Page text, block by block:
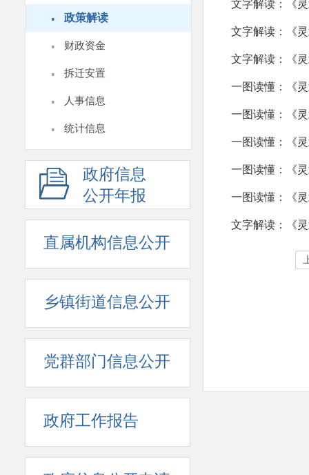
· 政策解读
· 财政资金
· 拆迁安置
· 人事信息
· 统计信息
·
· 政府网站年度公开报表
· 法治政府建设年报
· 政府开放日
· 重大建设项目批准和实施
政府信息
公开年报
直属机构信息公开
乡镇街道信息公开
党群部门信息公开
政府工作报告
文字解读：《
文字解读：《
文字解读：《
一图读懂：《
一图读懂：《
一图读懂：《
一图读懂：《
一图读懂：《
文字解读：《